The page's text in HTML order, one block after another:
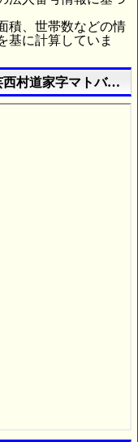
積、世帯数などの情
基に計算していま
西村道家字マトバ１